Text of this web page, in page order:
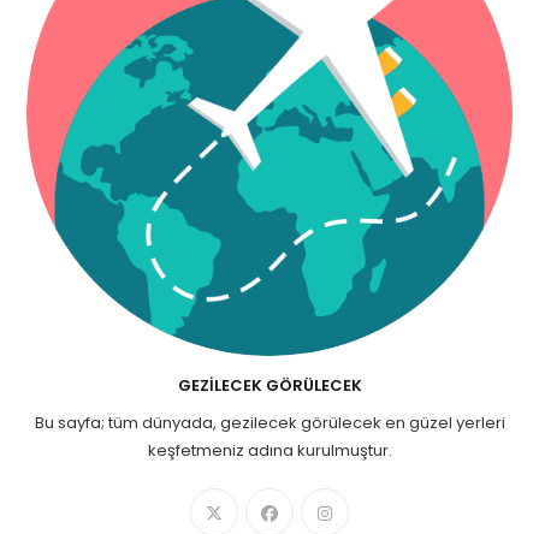
GEZILECEK GÖRÜLECEK
Bu sayfa; tüm dünyada, gezilecek görülecek en güzel yerleri
keşfetmeniz adına kurulmuştur.